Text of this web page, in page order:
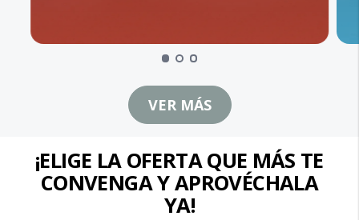
VER MÁS
¡ELIGE LA OFERTA QUE MÁS TE
CONVENGA Y APROVÉCHALA
YA!